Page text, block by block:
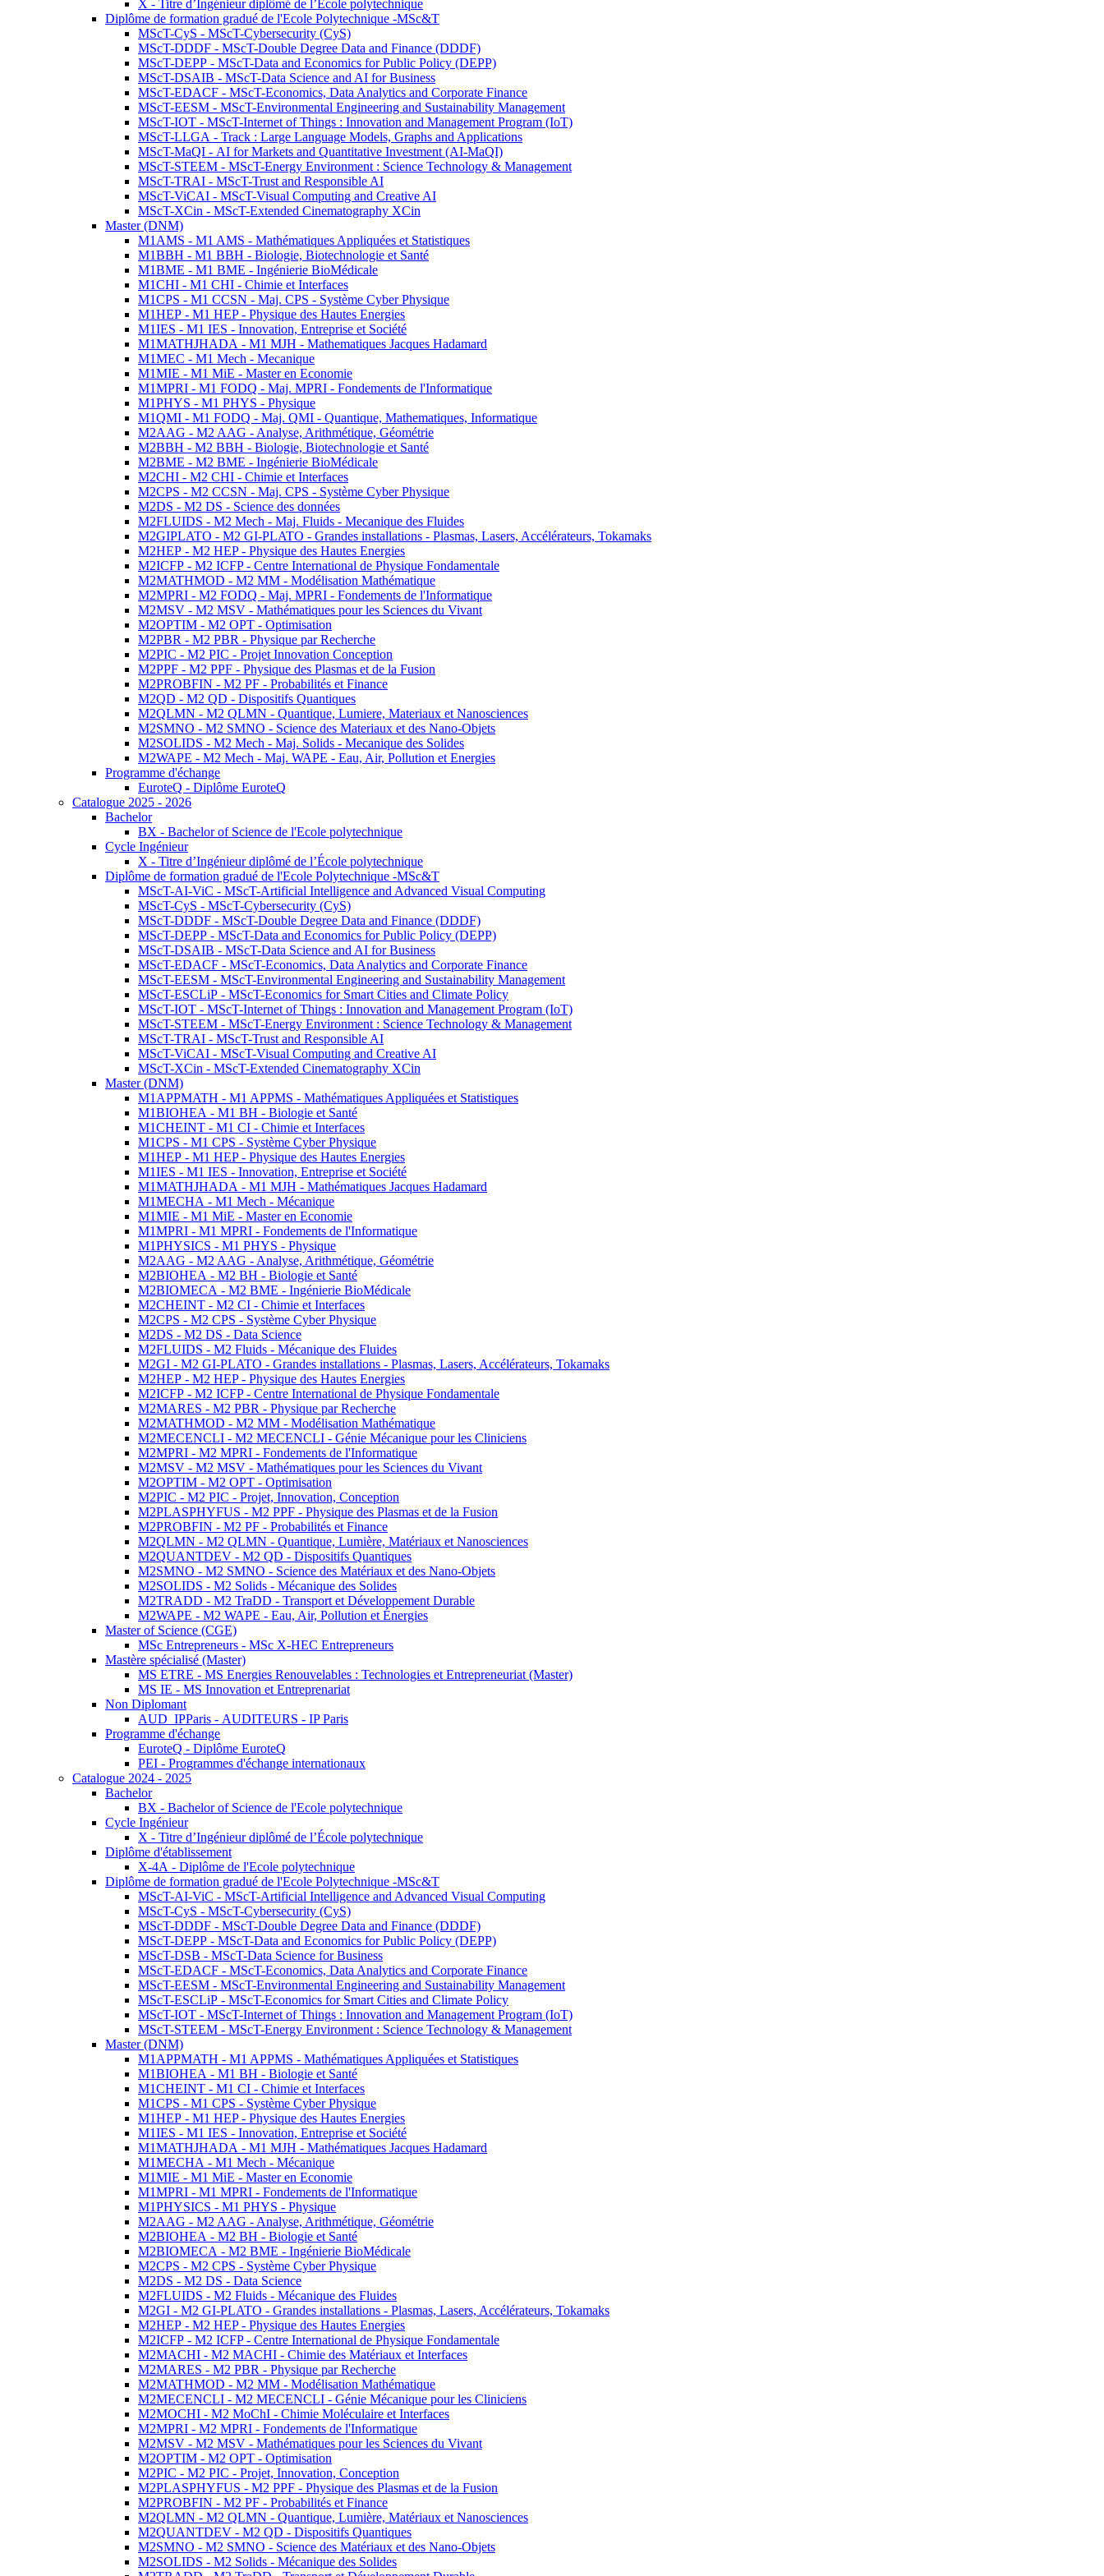
X - Titre d’Ingénieur diplômé de l’École polytechnique
Diplôme de formation gradué de l'Ecole Polytechnique -MSc&T
MScT-CyS - MScT-Cybersecurity (CyS)
MScT-DDDF - MScT-Double Degree Data and Finance (DDDF)
MScT-DEPP - MScT-Data and Economics for Public Policy (DEPP)
MScT-DSAIB - MScT-Data Science and AI for Business
MScT-EDACF - MScT-Economics, Data Analytics and Corporate Finance
MScT-EESM - MScT-Environmental Engineering and Sustainability Management
MScT-IOT - MScT-Internet of Things : Innovation and Management Program (IoT)
MScT-LLGA - Track : Large Language Models, Graphs and Applications
MScT-MaQI - AI for Markets and Quantitative Investment (AI-MaQI)
MScT-STEEM - MScT-Energy Environment : Science Technology & Management
MScT-TRAI - MScT-Trust and Responsible AI
MScT-ViCAI - MScT-Visual Computing and Creative AI
MScT-XCin - MScT-Extended Cinematography XCin
Master (DNM)
M1AMS - M1 AMS - Mathématiques Appliquées et Statistiques
M1BBH - M1 BBH - Biologie, Biotechnologie et Santé
M1BME - M1 BME - Ingénierie BioMédicale
M1CHI - M1 CHI - Chimie et Interfaces
M1CPS - M1 CCSN - Maj. CPS - Système Cyber Physique
M1HEP - M1 HEP - Physique des Hautes Energies
M1IES - M1 IES - Innovation, Entreprise et Société
M1MATHJHADA - M1 MJH - Mathematiques Jacques Hadamard
M1MEC - M1 Mech - Mecanique
M1MIE - M1 MiE - Master en Economie
M1MPRI - M1 FODQ - Maj. MPRI - Fondements de l'Informatique
M1PHYS - M1 PHYS - Physique
M1QMI - M1 FODQ - Maj. QMI - Quantique, Mathematiques, Informatique
M2AAG - M2 AAG - Analyse, Arithmétique, Géométrie
M2BBH - M2 BBH - Biologie, Biotechnologie et Santé
M2BME - M2 BME - Ingénierie BioMédicale
M2CHI - M2 CHI - Chimie et Interfaces
M2CPS - M2 CCSN - Maj. CPS - Système Cyber Physique
M2DS - M2 DS - Science des données
M2FLUIDS - M2 Mech - Maj. Fluids - Mecanique des Fluides
M2GIPLATO - M2 GI-PLATO - Grandes installations - Plasmas, Lasers, Accélérateurs, Tokamaks
M2HEP - M2 HEP - Physique des Hautes Energies
M2ICFP - M2 ICFP - Centre International de Physique Fondamentale
M2MATHMOD - M2 MM - Modélisation Mathématique
M2MPRI - M2 FODQ - Maj. MPRI - Fondements de l'Informatique
M2MSV - M2 MSV - Mathématiques pour les Sciences du Vivant
M2OPTIM - M2 OPT - Optimisation
M2PBR - M2 PBR - Physique par Recherche
M2PIC - M2 PIC - Projet Innovation Conception
M2PPF - M2 PPF - Physique des Plasmas et de la Fusion
M2PROBFIN - M2 PF - Probabilités et Finance
M2QD - M2 QD - Dispositifs Quantiques
M2QLMN - M2 QLMN - Quantique, Lumiere, Materiaux et Nanosciences
M2SMNO - M2 SMNO - Science des Materiaux et des Nano-Objets
M2SOLIDS - M2 Mech - Maj. Solids - Mecanique des Solides
M2WAPE - M2 Mech - Maj. WAPE - Eau, Air, Pollution et Energies
Programme d'échange
EuroteQ - Diplôme EuroteQ
Catalogue 2025 - 2026
Bachelor
BX - Bachelor of Science de l'Ecole polytechnique
Cycle Ingénieur
X - Titre d’Ingénieur diplômé de l’École polytechnique
Diplôme de formation gradué de l'Ecole Polytechnique -MSc&T
MScT-AI-ViC - MScT-Artificial Intelligence and Advanced Visual Computing
MScT-CyS - MScT-Cybersecurity (CyS)
MScT-DDDF - MScT-Double Degree Data and Finance (DDDF)
MScT-DEPP - MScT-Data and Economics for Public Policy (DEPP)
MScT-DSAIB - MScT-Data Science and AI for Business
MScT-EDACF - MScT-Economics, Data Analytics and Corporate Finance
MScT-EESM - MScT-Environmental Engineering and Sustainability Management
MScT-ESCLiP - MScT-Economics for Smart Cities and Climate Policy
MScT-IOT - MScT-Internet of Things : Innovation and Management Program (IoT)
MScT-STEEM - MScT-Energy Environment : Science Technology & Management
MScT-TRAI - MScT-Trust and Responsible AI
MScT-ViCAI - MScT-Visual Computing and Creative AI
MScT-XCin - MScT-Extended Cinematography XCin
Master (DNM)
M1APPMATH - M1 APPMS - Mathématiques Appliquées et Statistiques
M1BIOHEA - M1 BH - Biologie et Santé
M1CHEINT - M1 CI - Chimie et Interfaces
M1CPS - M1 CPS - Système Cyber Physique
M1HEP - M1 HEP - Physique des Hautes Energies
M1IES - M1 IES - Innovation, Entreprise et Société
M1MATHJHADA - M1 MJH - Mathématiques Jacques Hadamard
M1MECHA - M1 Mech - Mécanique
M1MIE - M1 MiE - Master en Economie
M1MPRI - M1 MPRI - Fondements de l'Informatique
M1PHYSICS - M1 PHYS - Physique
M2AAG - M2 AAG - Analyse, Arithmétique, Géométrie
M2BIOHEA - M2 BH - Biologie et Santé
M2BIOMECA - M2 BME - Ingénierie BioMédicale
M2CHEINT - M2 CI - Chimie et Interfaces
M2CPS - M2 CPS - Système Cyber Physique
M2DS - M2 DS - Data Science
M2FLUIDS - M2 Fluids - Mécanique des Fluides
M2GI - M2 GI-PLATO - Grandes installations - Plasmas, Lasers, Accélérateurs, Tokamaks
M2HEP - M2 HEP - Physique des Hautes Energies
M2ICFP - M2 ICFP - Centre International de Physique Fondamentale
M2MARES - M2 PBR - Physique par Recherche
M2MATHMOD - M2 MM - Modélisation Mathématique
M2MECENCLI - M2 MECENCLI - Génie Mécanique pour les Cliniciens
M2MPRI - M2 MPRI - Fondements de l'Informatique
M2MSV - M2 MSV - Mathématiques pour les Sciences du Vivant
M2OPTIM - M2 OPT - Optimisation
M2PIC - M2 PIC - Projet, Innovation, Conception
M2PLASPHYFUS - M2 PPF - Physique des Plasmas et de la Fusion
M2PROBFIN - M2 PF - Probabilités et Finance
M2QLMN - M2 QLMN - Quantique, Lumière, Matériaux et Nanosciences
M2QUANTDEV - M2 QD - Dispositifs Quantiques
M2SMNO - M2 SMNO - Science des Matériaux et des Nano-Objets
M2SOLIDS - M2 Solids - Mécanique des Solides
M2TRADD - M2 TraDD - Transport et Développement Durable
M2WAPE - M2 WAPE - Eau, Air, Pollution et Énergies
Master of Science (CGE)
MSc Entrepreneurs - MSc X-HEC Entrepreneurs
Mastère spécialisé (Master)
MS ETRE - MS Energies Renouvelables : Technologies et Entrepreneuriat (Master)
MS IE - MS Innovation et Entreprenariat
Non Diplomant
AUD_IPParis - AUDITEURS - IP Paris
Programme d'échange
EuroteQ - Diplôme EuroteQ
PEI - Programmes d'échange internationaux
Catalogue 2024 - 2025
Bachelor
BX - Bachelor of Science de l'Ecole polytechnique
Cycle Ingénieur
X - Titre d’Ingénieur diplômé de l’École polytechnique
Diplôme d'établissement
X-4A - Diplôme de l'Ecole polytechnique
Diplôme de formation gradué de l'Ecole Polytechnique -MSc&T
MScT-AI-ViC - MScT-Artificial Intelligence and Advanced Visual Computing
MScT-CyS - MScT-Cybersecurity (CyS)
MScT-DDDF - MScT-Double Degree Data and Finance (DDDF)
MScT-DEPP - MScT-Data and Economics for Public Policy (DEPP)
MScT-DSB - MScT-Data Science for Business
MScT-EDACF - MScT-Economics, Data Analytics and Corporate Finance
MScT-EESM - MScT-Environmental Engineering and Sustainability Management
MScT-ESCLiP - MScT-Economics for Smart Cities and Climate Policy
MScT-IOT - MScT-Internet of Things : Innovation and Management Program (IoT)
MScT-STEEM - MScT-Energy Environment : Science Technology & Management
Master (DNM)
M1APPMATH - M1 APPMS - Mathématiques Appliquées et Statistiques
M1BIOHEA - M1 BH - Biologie et Santé
M1CHEINT - M1 CI - Chimie et Interfaces
M1CPS - M1 CPS - Système Cyber Physique
M1HEP - M1 HEP - Physique des Hautes Energies
M1IES - M1 IES - Innovation, Entreprise et Société
M1MATHJHADA - M1 MJH - Mathématiques Jacques Hadamard
M1MECHA - M1 Mech - Mécanique
M1MIE - M1 MiE - Master en Economie
M1MPRI - M1 MPRI - Fondements de l'Informatique
M1PHYSICS - M1 PHYS - Physique
M2AAG - M2 AAG - Analyse, Arithmétique, Géométrie
M2BIOHEA - M2 BH - Biologie et Santé
M2BIOMECA - M2 BME - Ingénierie BioMédicale
M2CPS - M2 CPS - Système Cyber Physique
M2DS - M2 DS - Data Science
M2FLUIDS - M2 Fluids - Mécanique des Fluides
M2GI - M2 GI-PLATO - Grandes installations - Plasmas, Lasers, Accélérateurs, Tokamaks
M2HEP - M2 HEP - Physique des Hautes Energies
M2ICFP - M2 ICFP - Centre International de Physique Fondamentale
M2MACHI - M2 MACHI - Chimie des Matériaux et Interfaces
M2MARES - M2 PBR - Physique par Recherche
M2MATHMOD - M2 MM - Modélisation Mathématique
M2MECENCLI - M2 MECENCLI - Génie Mécanique pour les Cliniciens
M2MOCHI - M2 MoChI - Chimie Moléculaire et Interfaces
M2MPRI - M2 MPRI - Fondements de l'Informatique
M2MSV - M2 MSV - Mathématiques pour les Sciences du Vivant
M2OPTIM - M2 OPT - Optimisation
M2PIC - M2 PIC - Projet, Innovation, Conception
M2PLASPHYFUS - M2 PPF - Physique des Plasmas et de la Fusion
M2PROBFIN - M2 PF - Probabilités et Finance
M2QLMN - M2 QLMN - Quantique, Lumière, Matériaux et Nanosciences
M2QUANTDEV - M2 QD - Dispositifs Quantiques
M2SMNO - M2 SMNO - Science des Matériaux et des Nano-Objets
M2SOLIDS - M2 Solids - Mécanique des Solides